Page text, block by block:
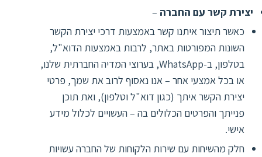
יצירת קשר עם החברה –
כאשר תיצור איתנו קשר באמצעות דרכי יצירת הקשר
השונות המפורטות באתר, לרבות באמצעות הדוא"ל,
בטלפון, ב-WhatsApp, בערוצי המדיה החברתית שלנו,
או בכל אמצעי אחר – אנו נאסוף לרוב את שמך, פרטי
יצירת הקשר איתך (כגון דוא"ל וטלפון), ואת תוכן
פנייתך והפרטים הכלולים בה – העשויים לכלול מידע
אישי.
חלק מהשיחות עם שירות הלקוחות של החברה עשויות